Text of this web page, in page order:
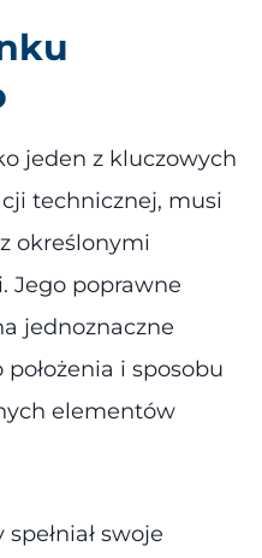
jeden z kluczowych
technicznej, musi
określonymi
Jego poprawne
jednoznaczne
i sposobu
elementów
swoje